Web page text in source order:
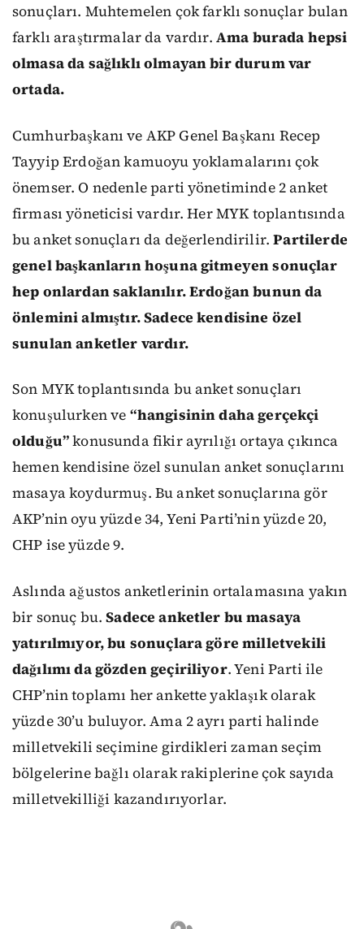
sonuçları. Muhtemelen çok farklı sonuçlar bulan
farklı araştırmalar da vardır. Ama burada hepsi
olmasa da sağlıklı olmayan bir durum var
ortada.
Cumhurbaşkanı ve AKP Genel Başkanı Recep
Tayyip Erdoğan kamuoyu yoklamalarını çok
önemser. O nedenle parti yönetiminde 2 anket
firması yöneticisi vardır. Her MYK toplantısında
bu anket sonuçları da değerlendirilir.Partilerde
genel başkanların hoşuna gitmeyen sonuçlar
hep onlardan saklanılır. Erdoğan bunun da
önlemini almıştır. Sadece kendisine özel
sunulan anketler vardır.
Son MYK toplantısında bu anket sonuçları
konuşulurken ve “hangisinin daha gerçekçi
olduğu”konusunda fikir ayrılığı ortaya çıkınca
hemen kendisine özel sunulan anket sonuçlarını
masaya koydurmuş. Bu anket sonuçlarına gör
AKP’nin oyu yüzde 34, Yeni Parti’nin yüzde 20,
CHP ise yüzde 9.
Aslında ağustos anketlerinin ortalamasına yakın
bir sonuç bu.Sadece anketler bu masaya
yatırılmıyor, bu sonuçlara göre milletvekili
dağılımı da gözden geçiriliyor. Yeni Parti ile
CHP’nin toplamı her ankette yaklaşık olarak
yüzde 30’u buluyor. Ama 2 ayrı parti halinde
milletvekili seçimine girdikleri zaman seçim
bölgelerine bağlı olarak rakiplerine çok sayıda
milletvekilliği kazandırıyorlar.